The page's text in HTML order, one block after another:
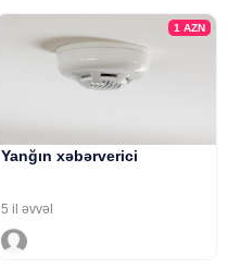
1 AZN
Yanğın xəbərverici
5 il əvvəl